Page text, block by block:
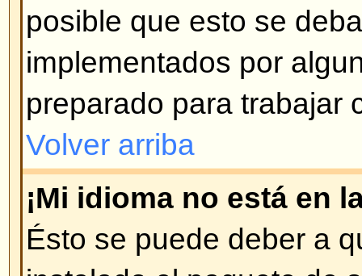
en un foro o en un tema. Puede
registrarse para poder crear
que tiene en cada lugar del foro
parte inferior de cada página (
Puede hacer encuestas..
Volver arriba
¿Cómo modifico o borro un
A menos que sea administrador